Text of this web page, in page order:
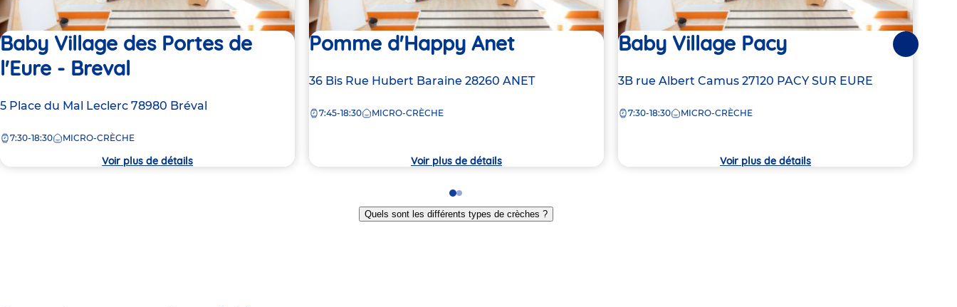
Baby Village des Portes de
l'Eure - Breval
Adresse
la
5 Place du Mal Leclerc 78980 Bréval
7:30-18:30 MICRO-CRÈCHE
Voir plus de détails
Pomme d'Happy Anet
Adresse
la
36 Bis Rue Hubert Baraine 28260 ANET
7:45-18:30 MICRO-CRÈCHE
Voir plus de détails
Baby Village Pacy
Adresse
la
3B rue Albert Camus 27120 PACY SUR EURE
7:30-18:30 MICRO-CRÈCHE
Voir plus de détails
Suivantes
Go
to
slide
Go
to
slide
Quels sont les différents types de crèches ?